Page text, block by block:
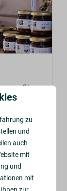
was Sie
Spielzeug
zu
und
auch
mit
und
mit